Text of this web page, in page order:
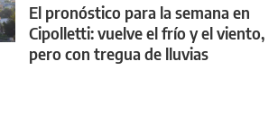
El pronóstico para la semana en
Cipolletti: vuelve el frío y el viento,
pero con tregua de lluvias